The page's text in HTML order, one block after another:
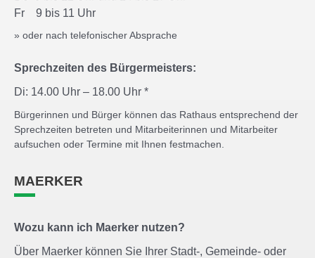
Fr 9 bis 11 Uhr
» oder nach telefonischer Absprache
Sprechzeiten des Bürgermeisters:
Di: 14.00 Uhr – 18.00 Uhr *
Bürgerinnen und Bürger können das Rathaus entsprechend der
Sprechzeiten betreten und Mitarbeiterinnen und Mitarbeiter
aufsuchen oder Termine mit Ihnen festmachen.
MAERKER
Wozu kann ich Maerker nutzen?
Über Maerker können Sie Ihrer Stadt-, Gemeinde- oder